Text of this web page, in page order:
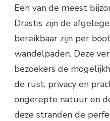
Een van de meest
Drastis zijn de
bereikbaar zijn per
wandelpaden. Deze
bezoekers de
de rust, privacy en
ongerepte natuur en
deze stranden de